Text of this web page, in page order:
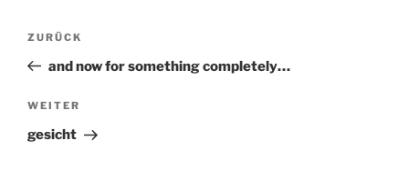
Beitragsnavigation
Vorheriger
Beitrag
ZURÜCK
and now for something completely…
Nächster
Beitrag
WEITER
gesicht